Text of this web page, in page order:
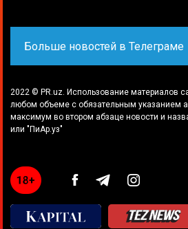
Больше новостей в Телеграме
2022 © PR.uz. Использование материалов
любом объеме с обязательным указанием
максимум во втором абзаце новости и
или "ПиАр.уз"